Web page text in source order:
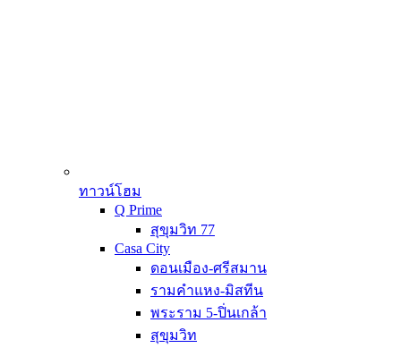
ทาวน์โฮม
Q Prime
สุขุมวิท 77
Casa City
ดอนเมือง-ศรีสมาน
รามคำแหง-มิสทีน
พระราม 5-ปิ่นเกล้า
สุขุมวิท